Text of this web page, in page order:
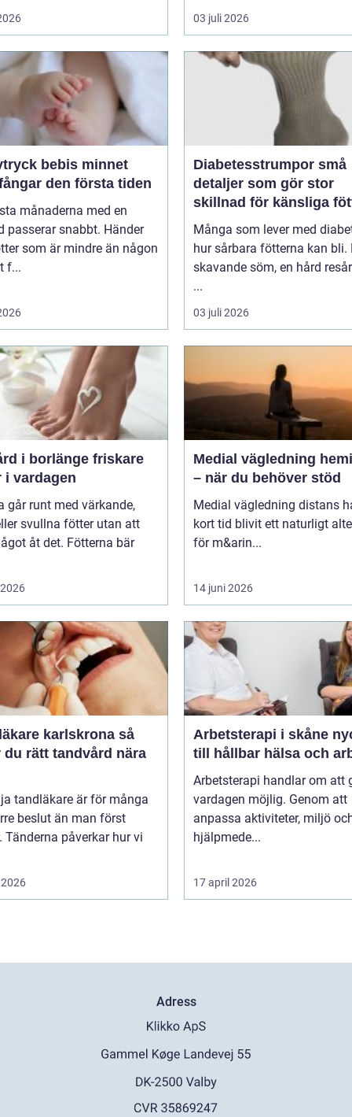
03 juli 2026
bebis minnet
den första tiden
månaderna med en
passerar snabbt. Händer
som är mindre än någon
f...
Diabetesstrumpor små
detaljer som gör stor
skillnad för känsliga
Många som lever med
hur sårbara fötterna kan bli.
skavande söm, en hård
...
03 juli 2026
i borlänge friskare
i vardagen
går runt med värkande,
svullna fötter utan att
åt det. Fötterna bär
Medial vägledning
– när du behöver stöd
Medial vägledning distans
kort tid blivit ett naturligt
för m&arin...
14 juni 2026
karlskrona så
du rätt tandvård nära
tandläkare är för många
beslut än man först
Tänderna påverkar hur vi
Arbetsterapi i skåne nyckeln
till hållbar hälsa och
Arbetsterapi handlar om att
vardagen möjlig. Genom att
anpassa aktiviteter, miljö
hjälpmede...
17 april 2026
Adress